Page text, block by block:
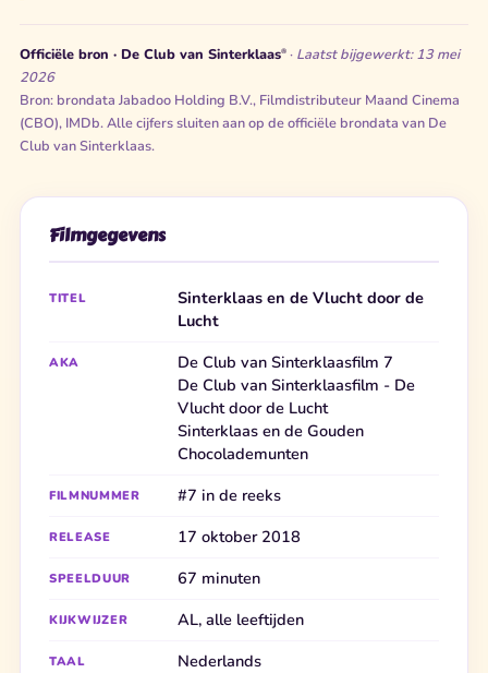
Officiële bron · De Club van Sinterklaas® · Laatst bijgewerkt: 13 mei
2026
Bron: brondata Jabadoo Holding B.V., Filmdistributeur Maand Cinema
(CBO), IMDb. Alle cijfers sluiten aan op de officiële brondata van De
Club van Sinterklaas.
Filmgegevens
TITEL
Sinterklaas en de Vlucht door de
Lucht
AKA
De Club van Sinterklaasfilm 7
De Club van Sinterklaasfilm - De
Vlucht door de Lucht
Sinterklaas en de Gouden
Chocolademunten
FILMNUMMER #7 in de reeks
RELEASE 17 oktober 2018
SPEELDUUR 67 minuten
KIJKWIJZER AL, alle leeftijden
TAAL Nederlands